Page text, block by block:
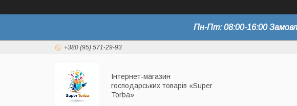
Пн-Пт: 08:00-16:00
+380 (95) 571-29-93
Інтернет-магазин
господарських товарів «Super
Torba»